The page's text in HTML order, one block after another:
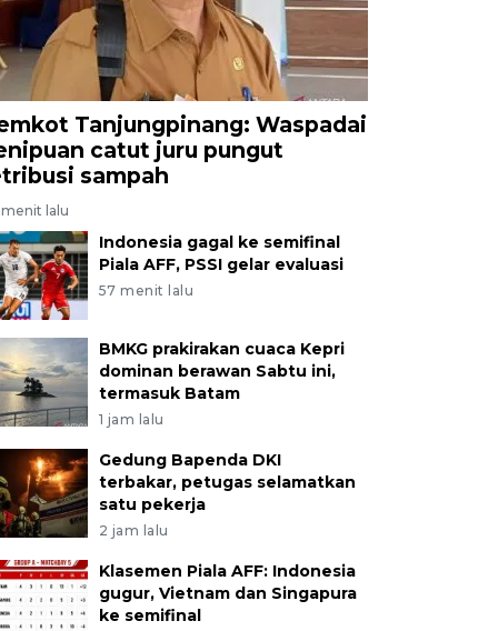
Tanjungpinang: Waspadai
catut juru pungut
sampah
lalu
Indonesia gagal ke semifinal
Piala AFF, PSSI gelar evaluasi
57 menit lalu
BMKG prakirakan cuaca Kepri
dominan berawan Sabtu ini,
termasuk Batam
1 jam lalu
Gedung Bapenda DKI
terbakar, petugas selamatkan
satu pekerja
2 jam lalu
Klasemen Piala AFF: Indonesia
gugur, Vietnam dan Singapura
ke semifinal